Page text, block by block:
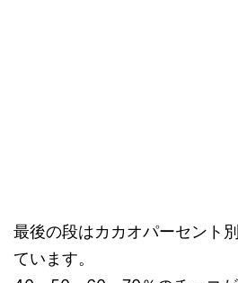
最後の段はカカオパーセント
ています。